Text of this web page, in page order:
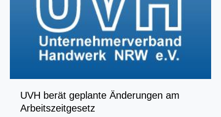
Handwerk
UVH berät geplante Änderungen am
Arbeitszeitgesetz